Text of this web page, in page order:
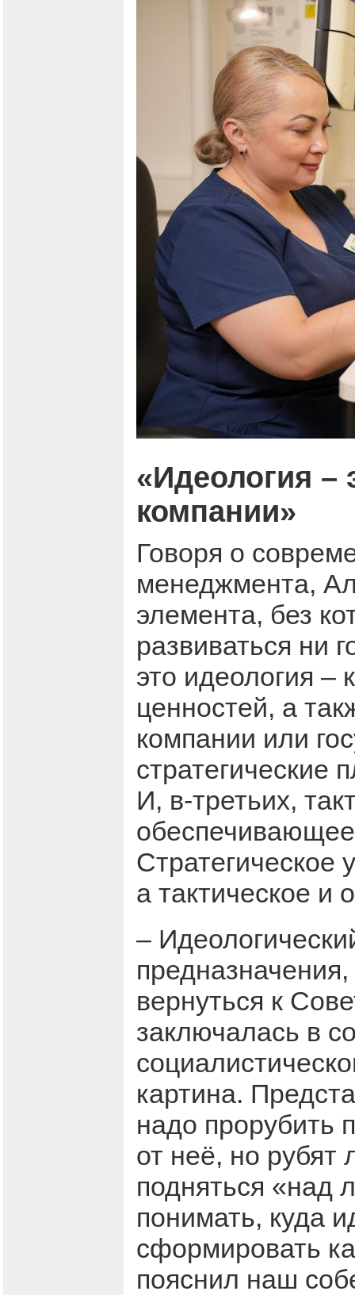
«Идеология –
компании»
Говоря о
менеджмента,
элемента, без
развиваться ни
это идеология –
ценностей, а
компании или
стратегические
И, в-третьих,
обеспечивающее
Стратегическое
а тактическое и
–
вернуться к
заключалась в
картина.
надо прорубить
от неё, но рубят
подняться «над
понимать, куда
сформировать
пояснил наш